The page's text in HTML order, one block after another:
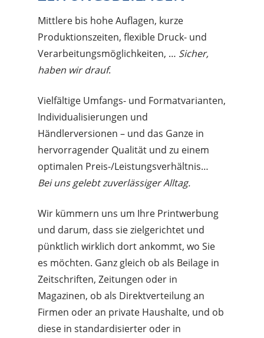
Mittlere bis hohe Auflagen, kurze
Produktionszeiten, flexible Druck- und
Verarbeitungsmöglichkeiten, … Sicher,
haben wir drauf.
Vielfältige Umfangs- und Formatvarianten,
Individualisierungen und
Händlerversionen – und das Ganze in
hervorragender Qualität und zu einem
optimalen Preis-/Leistungsverhältnis…
Bei uns gelebt zuverlässiger Alltag.
Wir kümmern uns um Ihre Printwerbung
und darum, dass sie zielgerichtet und
pünktlich wirklich dort ankommt, wo Sie
es möchten. Ganz gleich ob als Beilage in
Zeitschriften, Zeitungen oder in
Magazinen, ob als Direktverteilung an
Firmen oder an private Haushalte, und ob
diese in standardisierter oder in